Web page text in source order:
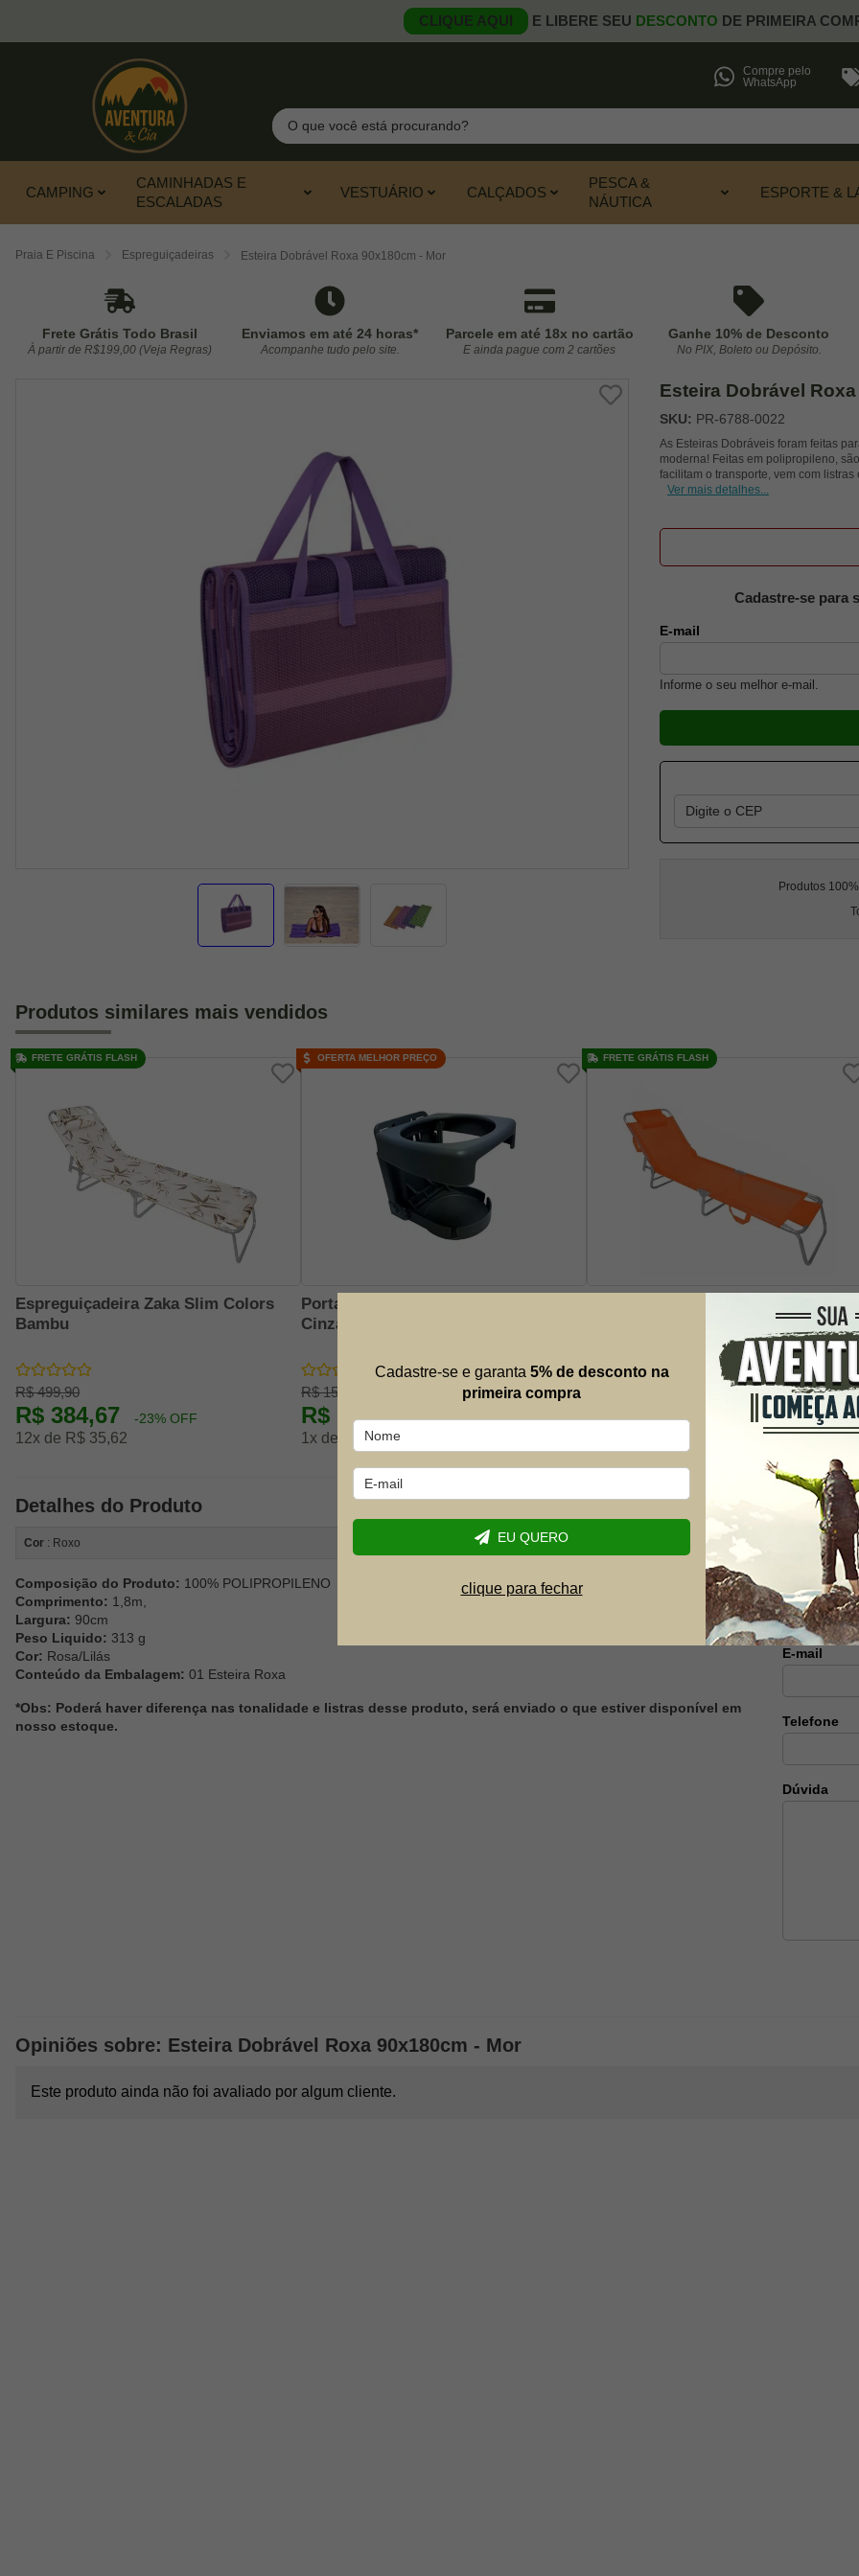
CLIQUE AQUI E LIBERE SEU DESCONTO DE PRIMEIRA
Compre pelo
WhatsApp
Pesquisar
CAMPING
CAMINHADAS E
ESCALADAS
VESTUÁRIO CALÇADOS
PESCA &
NÁUTICA
ESPORTE &
Praia E Piscina Espreguiçadeiras Esteira Dobrável Roxa 90x180cm - Mor
Frete Grátis Todo Brasil
À partir de R$199,00 (Veja Regras)
Enviamos em até 24 horas*
Acompanhe tudo pelo site.
Parcele em até 18x no cartão
E ainda pague com 2 cartões
Ganhe 10% de Desconto
No PIX, Boleto ou Depósito.
Esteira Dobrável
SKU: PR-6788-0022
As Esteiras Dobráveis foram feitas
moderna! Feitas em polipropileno,
facilitam o transporte, vem com
Ver mais detalhes...
Cadastre-se para
E-mail
Informe o seu melhor e-mail.
Produtos
Produtos similares mais vendidos
Espreguiçadeira Zaka Slim Colors
Bambu
R$ 499,90
R$ 384,67 -23% OFF
12x de R$ 35,62
FRETE GRÁTIS FLASH
Porta Copo para cadeira de praia
R$ 15,90
R$ 13,31 -16% OFF
1x de R$ 14,79
OFERTA MELHOR PREÇO
Espreguiçadeira Slim Laranja Citrica
R$ 359,83 -23% OFF
FRETE GRÁTIS FLASH
Detalhes do Produto
Cor : Roxo
Composição do Produto: 100% POLIPROPILENO
Comprimento: 1,8m,
Largura: 90cm
Peso Liquido: 313 g
Cor: Rosa/Lilás
Conteúdo da Embalagem: 01 Esteira Roxa
*Obs: Poderá haver diferença nas tonalidade e listras desse produto, será enviado o que estiver disponível em
nosso estoque.
Mais
Envie
possível.
E-mail
Telefone
Dúvida
Opiniões sobre: Esteira Dobrável Roxa 90x180cm - Mor
Este produto ainda não foi avaliado por algum cliente.
Cadastre-se e garanta 5% de desconto na
primeira compra
EU QUERO
clique para fechar